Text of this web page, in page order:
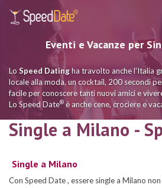
Eventi e Vacanze per
Lo Speed Datingha travolto anche l'Italia
locale alla moda, un cocktail, 200 secondi
facile per conoscere tanti nuovi amici e
Lo Speed Date® è anche cene, crociere e
Single a Milano -
Single a Milano
Con Speed Date , essere single a Milano